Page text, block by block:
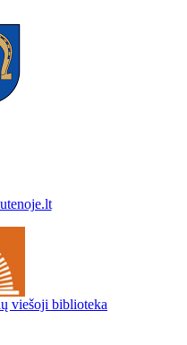
viešoji biblioteka